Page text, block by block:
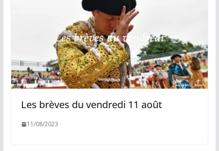
Les brèves du vendredi 11 août
11/08/2023